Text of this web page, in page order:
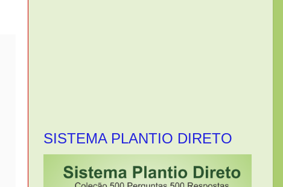
SISTEMA PLANTIO DIRETO